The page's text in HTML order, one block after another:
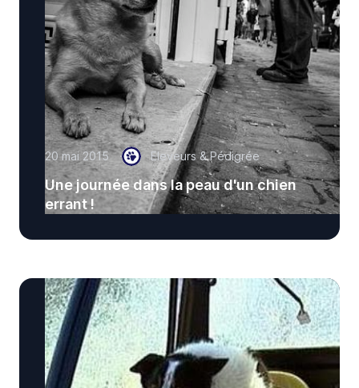
20 mai 2015 Eleveurs & Pédigrée
Une journée dans la peau d'un chien
errant !